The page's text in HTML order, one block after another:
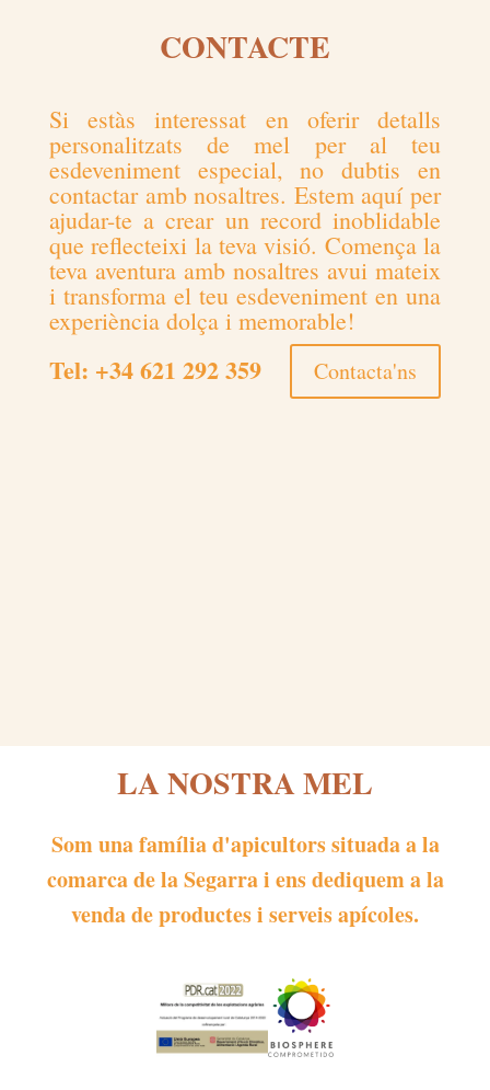
CONTACTE
Si estàs interessat en oferir detalls
personalitzats de mel per al teu
esdeveniment especial, no dubtis en
contactar amb nosaltres. Estem aquí per
ajudar-te a crear un record inoblidable
que reflecteixi la teva visió. Comença la
teva aventura amb nosaltres avui mateix
i transforma el teu esdeveniment en una
experiència dolça i memorable!
Tel: +34 621 292 359 Contacta'ns
LA NOSTRA MEL
Som una família d'apicultors situada a la
comarca de la Segarra i ens dediquem a la
venda de productes i serveis apícoles.